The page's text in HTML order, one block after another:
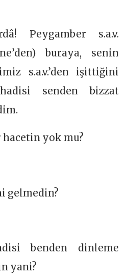
Peygamber s.a.v.
buraya, senin
s.a.v.’den işittiğini
senden bizzat
hacetin yok mu?
gelmedin?
benden dinleme
yani?